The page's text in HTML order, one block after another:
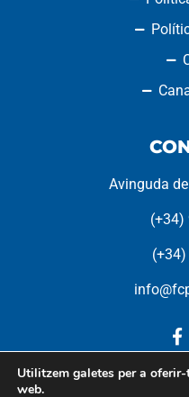
Avinguda
(+34)
Utilitzem galetes per a
web.